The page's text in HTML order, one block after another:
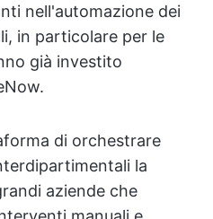
nell'automazione dei
in particolare per le
già investito
di orchestrare
la
aziende che